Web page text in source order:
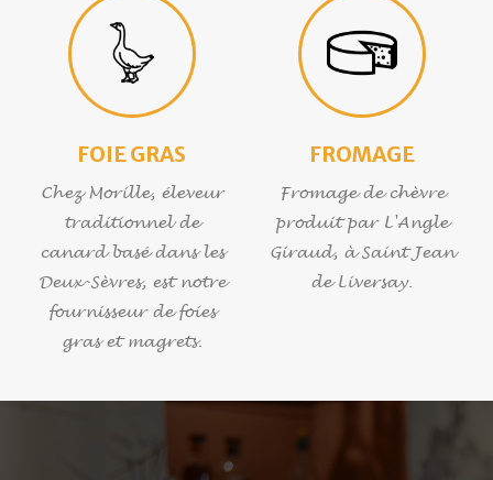
FOIE GRAS
Chez Morille, éleveur
traditionnel de
canard basé dans les
Deux-Sèvres, est notre
fournisseur de foies
gras et magrets.
FROMAGE
Fromage de chèvre
produit par L'Angle
Giraud, à Saint Jean
de Liversay.